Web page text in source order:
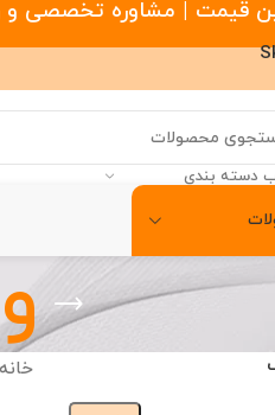
قیمت | مشاوره تخصصی و رایگان
دسته بندی